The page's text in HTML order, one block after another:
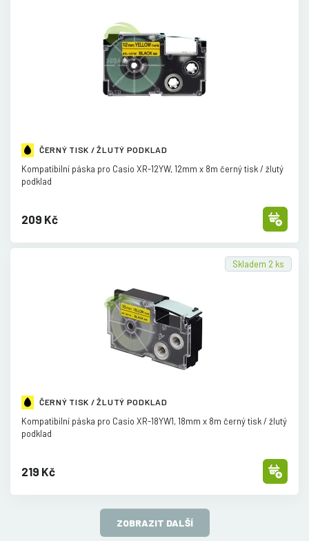
ČERNÝ TISK / ŽLUTÝ PODKLAD
Kompatibilní páska pro Casio XR-12YW, 12mm x 8m černý tisk / žlutý
podklad
209 Kč
ČERNÝ TISK / ŽLUTÝ PODKLAD
Skladem 2 ks
Kompatibilní páska pro Casio XR-18YW1, 18mm x 8m černý tisk / žlutý
podklad
219 Kč
ZOBRAZIT DALŠÍ